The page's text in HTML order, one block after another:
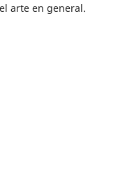
arte en general.